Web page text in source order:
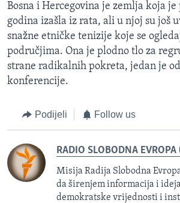
Bosna i Hercegovina je zemlja koja
godina izašla iz rata, ali u njoj su još
snažne etničke tenizije koje se
područjima. Ona je plodno tlo za
strane radikalnih pokreta, jedan je
konferencije.
Podijeli Follow us
RADIO SLOBODNA EVROPA
Misija Radija Slobodna
da širenjem informacija i
demokratske vrijednosti i